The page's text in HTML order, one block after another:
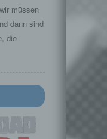
müssen
dann sind
die